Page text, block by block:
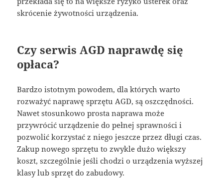
skrócenie żywotności urządzenia.
Czy serwis AGD naprawdę się
opłaca?
Bardzo istotnym powodem, dla których warto
rozważyć naprawę sprzętu AGD, są oszczędności.
Nawet stosunkowo prosta naprawa może
przywrócić urządzenie do pełnej sprawności i
pozwolić korzystać z niego jeszcze przez długi czas.
Zakup nowego sprzętu to zwykle dużo większy
koszt, szczególnie jeśli chodzi o urządzenia wyższej
klasy lub sprzęt do zabudowy.